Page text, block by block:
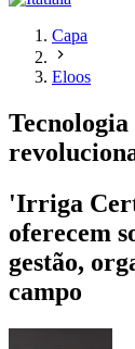
Capa
Eloos
'Irriga
oferecem
gestão,
campo